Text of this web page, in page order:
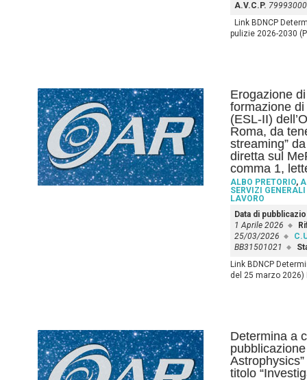
A.V.C.P.
Link BDNCP
pulizie 2026-2030
Erogazione
formazione
(ESL-II)
Roma, da
streaming”
diretta sul
comma 1,
ALBO PRETORIO,
SERVIZI
LAVORO
Data di
1 Aprile 2026
25/03/2026
BB31501021
Link BDNCP
del 25 marzo 2026)
Determina a
titolo